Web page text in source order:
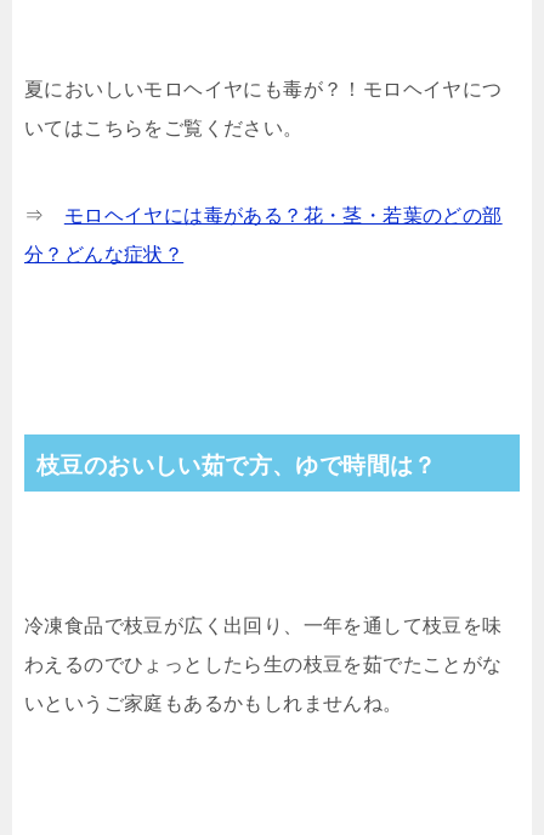
夏においしいモロヘイヤにも毒が？！モロヘイヤにつ
いてはこちらをご覧ください。
⇒ モロヘイヤには毒がある？花・茎・若葉のどの部
分？どんな症状？
枝豆のおいしい茹で方、ゆで時間は？
冷凍食品で枝豆が広く出回り、一年を通して枝豆を味
わえるのでひょっとしたら生の枝豆を茹でたことがな
いというご家庭もあるかもしれませんね。